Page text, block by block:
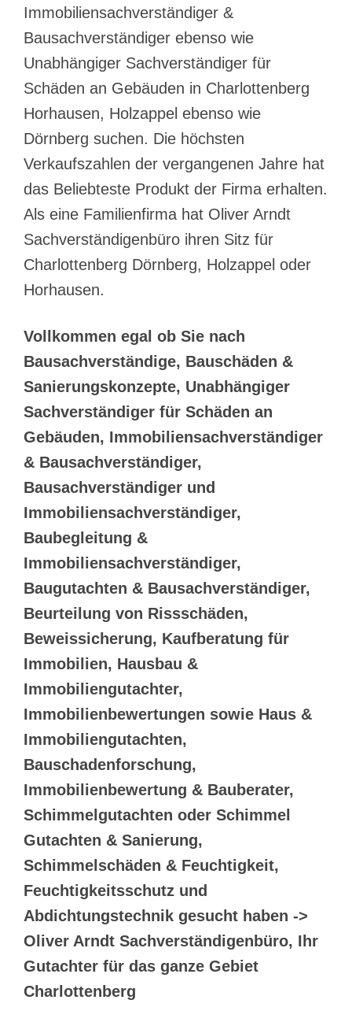
Immobiliensachverständiger &
Bausachverständiger ebenso wie
Unabhängiger Sachverständiger für
Schäden an Gebäuden in Charlottenberg
Horhausen, Holzappel ebenso wie
Dörnberg suchen. Die höchsten
Verkaufszahlen der vergangenen Jahre hat
das Beliebteste Produkt der Firma erhalten.
Als eine Familienfirma hat Oliver Arndt
Sachverständigenbüro ihren Sitz für
Charlottenberg Dörnberg, Holzappel oder
Horhausen.
Vollkommen egal ob Sie nach
Bausachverständige, Bauschäden &
Sanierungskonzepte, Unabhängiger
Sachverständiger für Schäden an
Gebäuden, Immobiliensachverständiger
& Bausachverständiger,
Bausachverständiger und
Immobiliensachverständiger,
Baubegleitung &
Immobiliensachverständiger,
Baugutachten & Bausachverständiger,
Beurteilung von Rissschäden,
Beweissicherung, Kaufberatung für
Immobilien, Hausbau &
Immobiliengutachter,
Immobilienbewertungen sowie Haus &
Immobiliengutachten,
Bauschadenforschung,
Immobilienbewertung & Bauberater,
Schimmelgutachten oder Schimmel
Gutachten & Sanierung,
Schimmelschäden & Feuchtigkeit,
Feuchtigkeitsschutz und
Abdichtungstechnik gesucht haben ->
Oliver Arndt Sachverständigenbüro, Ihr
Gutachter für das ganze Gebiet
Charlottenberg